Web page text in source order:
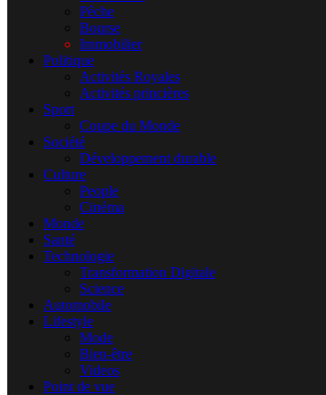
Pêche
Bourse
Immobilier
Politique
Activités Royales
Activités princières
Sport
Coupe du Monde
Société
Développement durable
Culture
People
Cinéma
Monde
Santé
Technologie
Transformation Digitale
Science
Automobile
Lifestyle
Mode
Bien-être
Videos
Point de vue